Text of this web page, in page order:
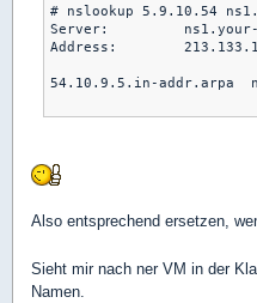
# nslookup 5.9.10.54
Server:         ns1.your-
Address:
54.10.9.5.in-addr.arpa
Also entsprechend ersetzen,
Sieht mir nach ner VM in der
Namen.